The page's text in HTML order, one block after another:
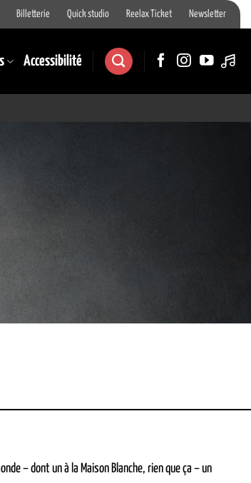
Billetterie Quick studio Reelax Ticket Newsletter
Accessibilité
– dont un à la Maison Blanche, rien que ça – un